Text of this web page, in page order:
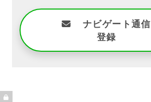
ナビゲート通信
登録